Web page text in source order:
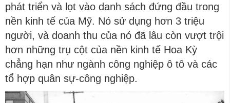
phát triển và lọt vào danh sách đứng đầu trong
nền kinh tế của Mỹ. Nó sử dụng hơn 3 triệu
người, và doanh thu của nó đã lâu còn vượt trội
hơn những trụ cột của nền kinh tế Hoa Kỳ
chẳng hạn như ngành công nghiệp ô tô và các
tổ hợp quân sự-công nghiệp.